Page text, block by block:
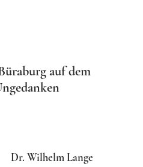
auf dem
Dr. Wilhelm Lange